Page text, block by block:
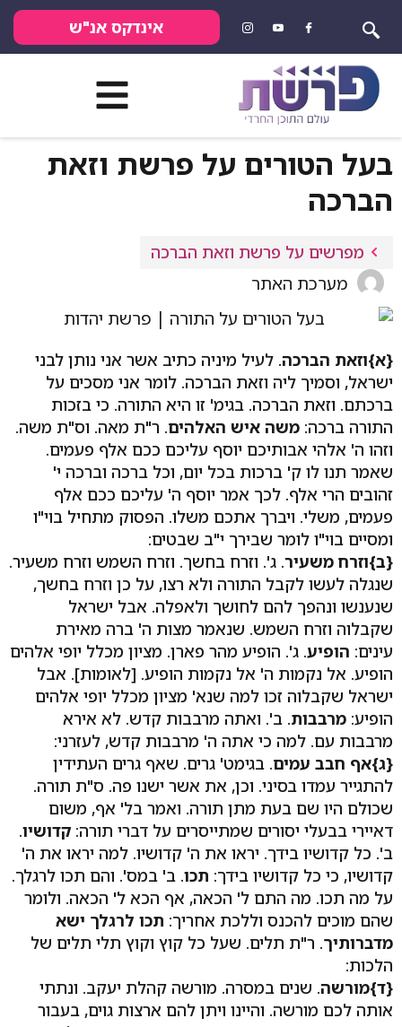
אינדקס אנ"ש
בעל הטורים על פרשת וזאת
הברכה
מפרשים על פרשת וזאת הברכה
מערכת האתר
{א}וזאת הברכה. לעיל מיניה כתיב אשר אני נותן לבני
ישראל, וסמיך ליה וזאת הברכה. לומר אני מסכים על
ברכתם. וזאת הברכה. בגימ' זו היא התורה. כי בזכות
התורה ברכה: משה איש האלהים. ר"ת מאה. וס"ת משה.
וזהו ה' אלהי אבותיכם יוסף עליכם ככם אלף פעמים.
שאמר תנו לו ק' ברכות בכל יום, וכל ברכה וברכה י'
זהובים הרי אלף. לכך אמר יוסף ה' עליכם ככם אלף
פעמים, משלי. ויברך אתכם משלו. הפסוק מתחיל בוי"ו
ומסיים בוי"ו לומר שבירך י"ב שבטים:
{ב}וזרח משעיר. ג'. וזרח בחשך. וזרח השמש וזרח משעיר.
שנגלה לעשו לקבל התורה ולא רצו, על כן וזרח בחשך,
שנענשו ונהפך להם לחושך ולאפלה. אבל ישראל
שקבלוה וזרח השמש. שנאמר מצות ה' ברה מאירת
עינים: הופיע. ג'. הופיע מהר פארן. מציון מכלל יופי אלהים
הופיע. אל נקמות ה' אל נקמות הופיע. [לאומות]. אבל
ישראל שקבלוה זכו למה שנא' מציון מכלל יופי אלהים
הופיע: מרבבות. ב'. ואתה מרבבות קדש. לא אירא
מרבבות עם. למה כי אתה ה' מרבבות קדש, לעזרני:
{ג}אף חבב עמים. בגימט' גרים. שאף גרים העתידין
להתגייר עמדו בסיני. וכן, את אשר ישנו פה. ס"ת תורה.
שכולם היו שם בעת מתן תורה. ואמר בל' אף, משום
דאיירי בבעלי יסורים שמתייסרים על דברי תורה: קדושיו.
ב'. כל קדושיו בידך. יראו את ה' קדושיו. למה יראו את ה'
קדושיו, כי כל קדושיו בידך: תכו. ב' במס'. והם תכו לרגלך.
על מה תכו. מה התם ל' הכאה, אף הכא ל' הכאה. ולומר
שהם מוכים להכנס וללכת אחריך: תכו לרגלך ישא
מדברותיך. ר"ת תלים. שעל כל קוץ וקוץ תלי תלים של
הלכות:
{ד}מורשה. שנים במסרה. מורשה קהלת יעקב. ונתתי
אותה לכם מורשה. והיינו ויתן להם ארצות גוים, בעבור